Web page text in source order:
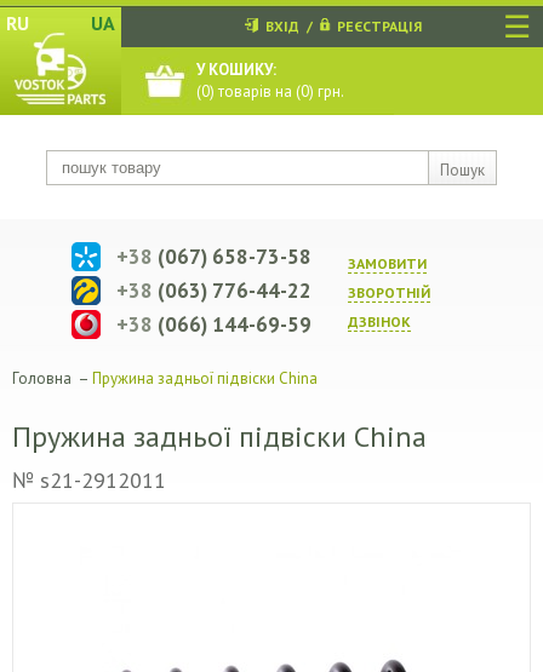
☰
RU UA
Пошук
ВХІД / РЕЄСТРАЦІЯ
У КОШИКУ:
(0) товарів на (0) грн.
ЗАМОВИТИ
ЗВОРОТНIЙ
ДЗВIНОК
+38 (067) 658-73-58
+38 (063) 776-44-22
+38 (066) 144-69-59
Головна – Пружина задньої підвіски China
Пружина задньої підвіски China
№ s21-2912011